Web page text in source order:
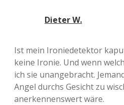
Dieter W.
Ist mein Ironiedetektor
keine Ironie. Und wenn
ich sie unangebracht.
Angel durchs Gesicht zu
anerkennenswert wäre.